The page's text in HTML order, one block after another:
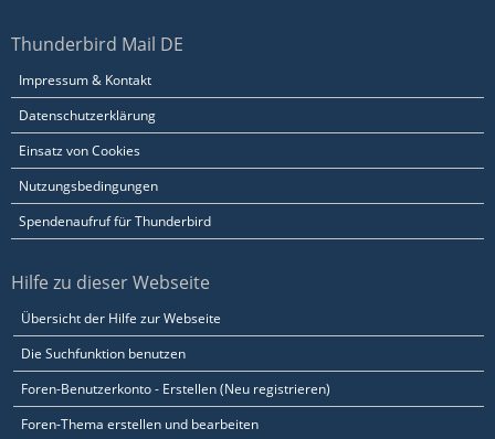
Thunderbird Mail DE
Impressum & Kontakt
Datenschutzerklärung
Einsatz von Cookies
Nutzungsbedingungen
Spendenaufruf für Thunderbird
Hilfe zu dieser Webseite
Übersicht der Hilfe zur Webseite
Die Suchfunktion benutzen
Foren-Benutzerkonto - Erstellen (Neu registrieren)
Foren-Thema erstellen und bearbeiten